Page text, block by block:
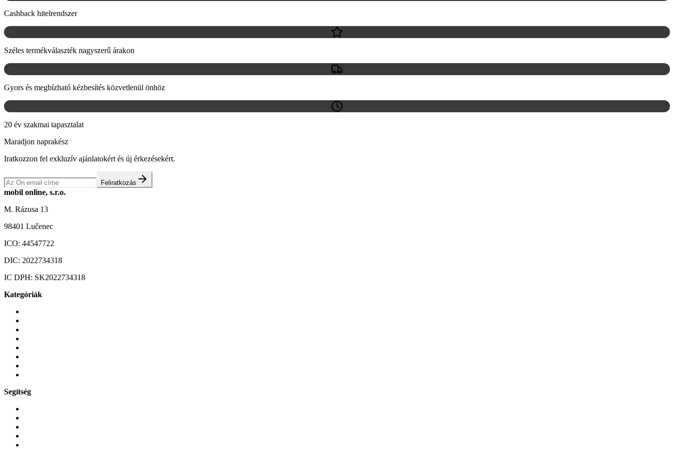
Cashback hitelrendszer
Széles termékválaszték nagyszerű árakon
Gyors és megbízható kézbesítés közvetlenül önhöz
20 év szakmai tapasztalat
Maradjon naprakész
Iratkozzon fel exkluzív ajánlatokért és új érkezésekért.
Feliratkozás
mobil online, s.r.o.
M. Rázusa 13
98401 Lučenec
ICO: 44547722
DIC: 2022734318
IC DPH: SK2022734318
Kategóriák
Segítség